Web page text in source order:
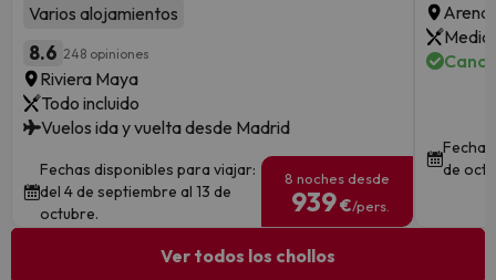
Varios alojamientos
8.6 248 opiniones
Riviera Maya
Todo incluido
Vuelos ida y vuelta desde Madrid
Fechas disponibles para viajar:
del 4 de septiembre al 13 de
octubre.
8 noches desde
939€/pers.
Media
de
Ver todos los chollos